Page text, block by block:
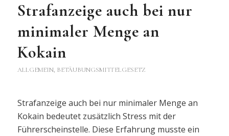
Strafanzeige auch bei nur
minimaler Menge an
Kokain
ALLGEMEIN, BETÄUBUNGSMITTELGESETZ
Strafanzeige auch bei nur minimaler Menge an
Kokain bedeutet zusätzlich Stress mit der
Führerscheinstelle. Diese Erfahrung musste ein